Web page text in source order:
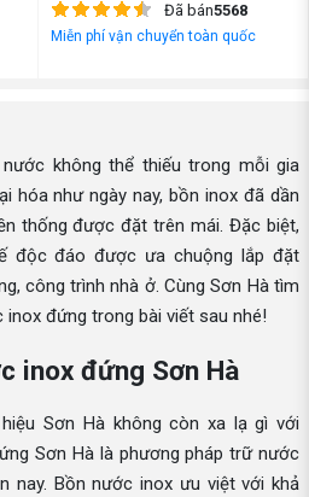
Đã bán5568
Miễn phí vận chuyển toàn quốc
không thể thiếu trong mỗi gia
hóa như ngày nay, bồn inox đã dần
thống được đặt trên mái. Đặc biệt,
độc đáo được ưa chuộng lắp đặt
công trình nhà ở. Cùng Sơn Hà tìm
đứng trong bài viết sau nhé!
inox đứng Sơn Hà
Sơn Hà không còn xa lạ gì với
Sơn Hà là phương pháp trữ nước
nay. Bồn nước inox ưu việt với khả